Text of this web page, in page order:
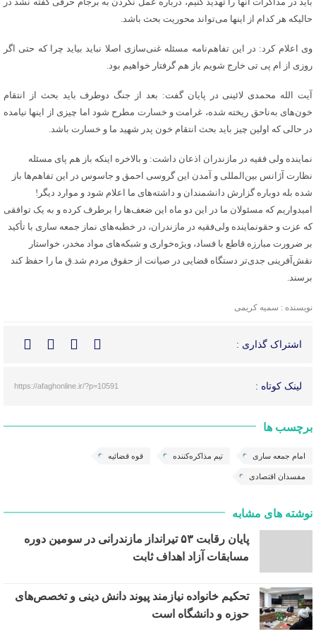
حالیکه هر کدام از اینها می‌تواند محوریت بحث باشد.
وی اعلام کرد: در این تفاهم‌نامه مسئله غنی‌سازی اصلا نباید بیاید چرا که حتی اگر
روزی از ام پی تی خارج شویم باز هم گرفتار خواهیم بود.
آیت الله محمدی لائینی در پایان گفت: بعد از جنگ دوطرف باید بحث از انتقام
خون‌های به‌ناحق ریخته شده، غرامت و خسارت مطرح شود اما چیزی از اینها نیامده
در حالی که اولین چیز باید بحث انتقام خون پدر شهید ما و خسارت باشد.
نماینده ولی فقیه در مازندران اذعان داشت: و بالاخره اینکه باز هم پای مسئله
نظارت آژانس بین‌المللی و آمدن این گروسی احمق و جاسوس در این تفاهم‌ها باز
شده بله دوباره گزارش دانشمندان و داشته‌های ما اعلام شود و موارد دیگر!
امیدواریم که مسئولان ما در این دو ماه این ضعف‌ها را برطرف کرده و به یک توافقی
که عزت و حقونماینده ولی‌فقیه در مازندران، در خطبه‌های نماز جمعه ساری با تأکید
بر ضرورت مبارزه قاطع با فساد، ویژه‌خواری و شبکه‌های مواد مخدر، خواستار
نقش‌آفرینی جدی‌تر دستگاه قضایی در صیانت از حقوق مردم شد.ق ما را حفظ کند
برسند.
نویسنده : سمیه کریمی
اشتراک گذاری :
لینک کوتاه : https://afaghonline.ir/?p=10591
برچسب ها
امام جمعه ساری تیم مذاکره‌کننده قوه قضائیه
مفسدان اقتصادی
نوشته های مشابه
پایان رقابت ۵۳ تیرانداز مازندرانی در سومین دوره
مسابقات آزاد اهداف ثابت
تحکیم خانواده نیازمند پیوند دانش دینی و تخصص‌های
حوزه و دانشگاه است